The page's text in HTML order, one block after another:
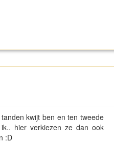
kwijt ben en ten tweede
hier verkiezen ze dan ook
:D